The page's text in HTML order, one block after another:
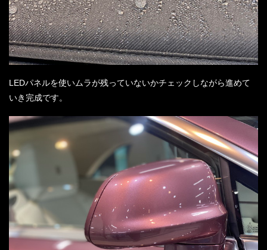
LEDパネルを使いムラが残っていないかチェックしながら進めて
いき完成です。